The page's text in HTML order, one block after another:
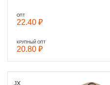
ОПТ
22.40 ₽
КРУПНЫЙ ОПТ
20.80 ₽
JX